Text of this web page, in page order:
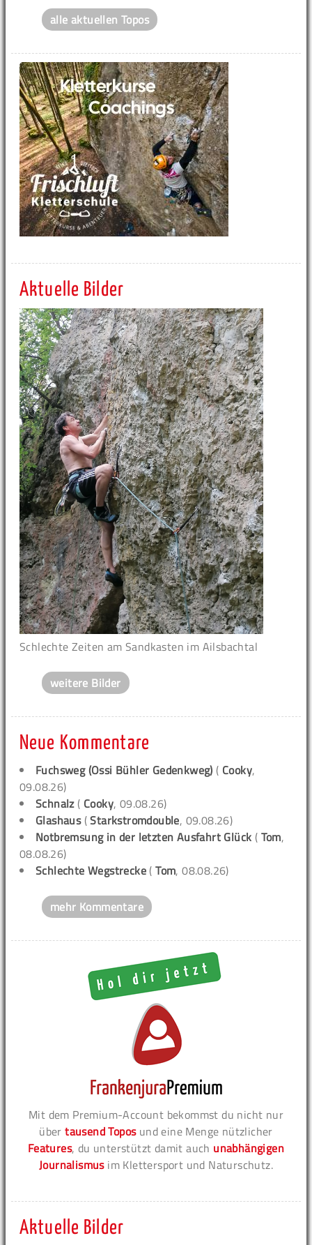
alle aktuellen Topos
Aktuelle Bilder
Schlechte Zeiten am Sandkasten im Ailsbachtal
weitere Bilder
Neue Kommentare
Fuchsweg (Ossi Bühler Gedenkweg) ( Cooky,
09.08.26)
Schnalz( Cooky, 09.08.26)
Glashaus(Starkstromdouble, 09.08.26)
Notbremsung in der letzten Ausfahrt Glück ( Tom,
08.08.26)
Schlechte Wegstrecke (Tom, 08.08.26)
mehr Kommentare
Mit dem Premium-Account bekommst du nicht nur
übertausend Toposund eine Menge nützlicher
Features, du unterstützt damit auch unabhängigen
Journalismusim Klettersport und Naturschutz.
Aktuelle Bilder